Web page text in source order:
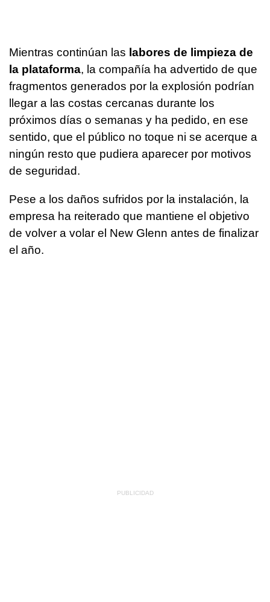
Mientras continúan las labores de limpieza de
la plataforma, la compañía ha advertido de que
fragmentos generados por la explosión podrían
llegar a las costas cercanas durante los
próximos días o semanas y ha pedido, en ese
sentido, que el público no toque ni se acerque a
ningún resto que pudiera aparecer por motivos
de seguridad.
Pese a los daños sufridos por la instalación, la
empresa ha reiterado que mantiene el objetivo
de volver a volar el New Glenn antes de finalizar
el año.